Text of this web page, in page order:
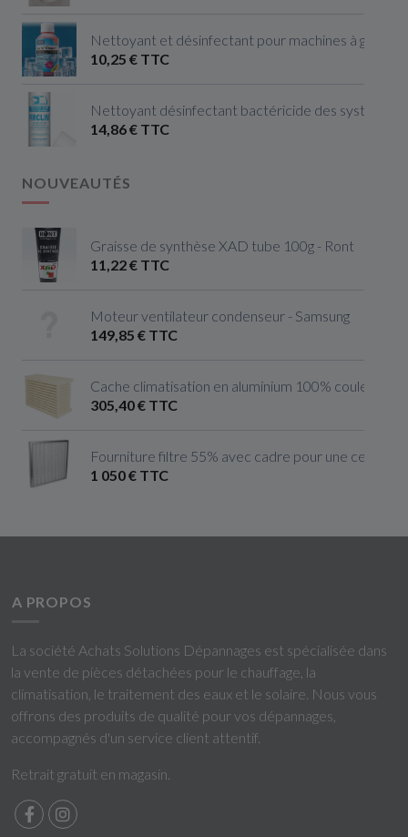
Nettoyant et désinfectant pour machines à
10,25 € TTC
Nettoyant désinfectant bactéricide des systèmes
14,86 € TTC
NOUVEAUTÉS
Graisse de synthèse XAD tube 100g - Ront
11,22 € TTC
Moteur ventilateur condenseur - Samsung
149,85 € TTC
Cache climatisation en aluminium 100% couleur
305,40 € TTC
Fourniture filtre 55% avec cadre pour une
1 050 € TTC
A PROPOS
La société Achats Solutions Dépannages est spécialisée dans
la vente de pièces détachées pour le chauffage, la
climatisation, le traitement des eaux et le solaire. Nous vous
offrons des produits de qualité pour vos dépannages,
accompagnés d'un service client attentif.
Retrait gratuit en magasin.